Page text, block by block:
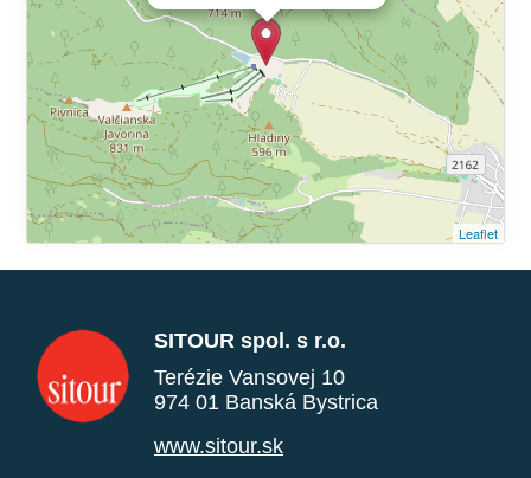
Leaflet
SITOUR spol. s r.o.
Terézie Vansovej 10
974 01 Banská Bystrica
www.sitour.sk